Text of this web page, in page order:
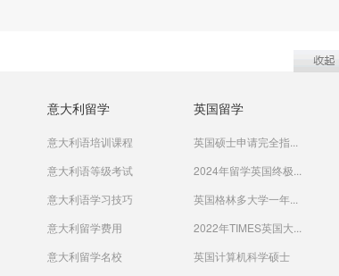
意大利留学
意大利语培训课程
意大利语等级考试
意大利语学习技巧
意大利留学费用
意大利留学名校
英国留学
英国硕士申请完全指...
2024年留学英国终极...
英国格林多大学一年...
2022年TIMES英国大...
英国计算机科学硕士